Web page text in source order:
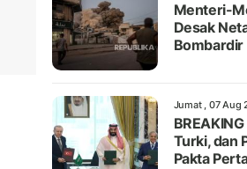
Menteri-
Desak
Bombardir
Jumat , 07 Aug
Turki, dan
Pakta